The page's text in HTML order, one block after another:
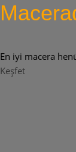
En iyi macera
Keşfet